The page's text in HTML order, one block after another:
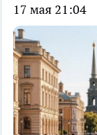
17 мая 21:04